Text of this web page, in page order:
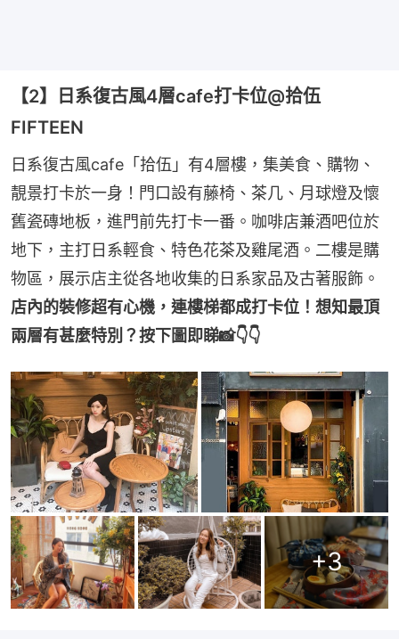
【2】日系復古風4層cafe打卡位@拾伍
FIFTEEN
日系復古風cafe「拾伍」有4層樓，集美食、購物、
靚景打卡於一身！門口設有藤椅、茶几、月球燈及懷
舊瓷磚地板，進門前先打卡一番。咖啡店兼酒吧位於
地下，主打日系輕食、特色花茶及雞尾酒。二樓是購
物區，展示店主從各地收集的日系家品及古著服飾。
店內的裝修超有心機，連樓梯都成打卡位！想知最頂
兩層有甚麼特別？按下圖即睇📸👇👇
+3